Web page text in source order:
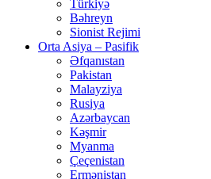
Türkiyə
Bəhreyn
Sionist Rejimi
Orta Asiya – Pasifik
Əfqanıstan
Pakistan
Malayziya
Rusiya
Azərbaycan
Kəşmir
Myanma
Çeçenistan
Ermənistan